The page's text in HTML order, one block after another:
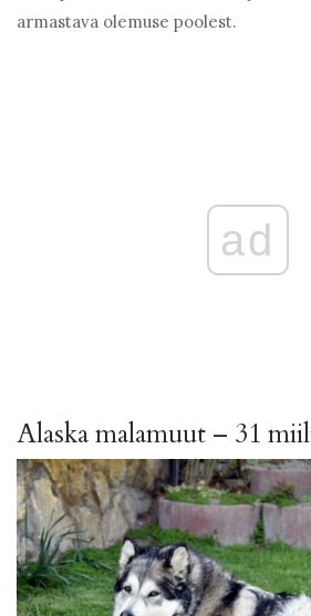
armastava olemuse poolest.
ad
Alaska malamuut – 31